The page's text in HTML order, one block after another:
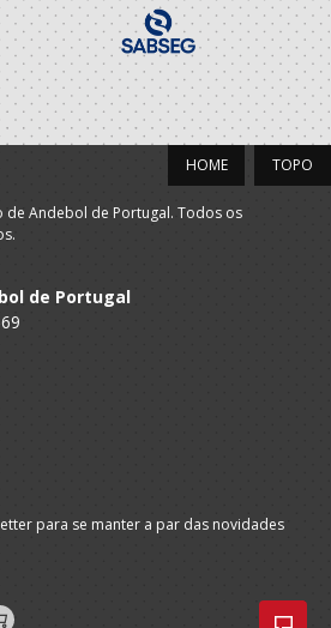
TOPO
HOME
de Andebol de Portugal. Todos os
de Portugal
para se manter a par das novidades